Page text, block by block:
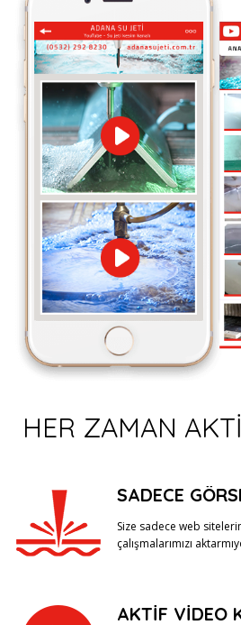
HER ZAMAN
SADECE
Size sadece web
çalışmalarımızı
AKTIF VIDEO